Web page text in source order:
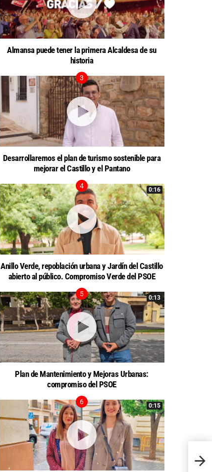
Almansa puede tener la primera Alcaldesa de su
historia
Desarrollaremos el plan de turismo sostenible para
mejorar el Castillo y el Pantano
0:16
Anillo Verde, repoblación urbana y Jardín del Castillo
abierto al público. Compromiso Verde del PSOE
0:13
Plan de Mantenimiento y Mejoras Urbanas:
compromiso del PSOE
0:15